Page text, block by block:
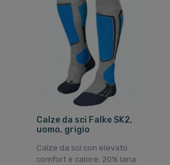
Calze da sci Falke SK2,
uomo, grigio
Calze da sci con elevato
comfort e calore. 20% lana